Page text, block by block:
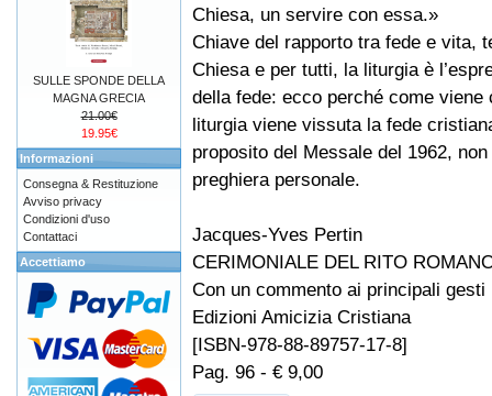
Chiesa, un servire con essa.»
Chiave del rapporto tra fede e vita,
Chiesa e per tutti, la liturgia è
della fede: ecco perché come viene
liturgia viene vissuta la fede
proposito del Messale del 1962,
preghiera personale.
Jacques-Yves Pertin
CERIMONIALE DEL RITO
Con un commento ai principali gesti
Edizioni Amicizia Cristiana
[ISBN-978-88-89757-17-8]
Pag. 96 - € 9,00
SULLE SPONDE DELLA
MAGNA GRECIA
21.00€
19.95€
Informazioni
Consegna & Restituzione
Avviso privacy
Condizioni d'uso
Contattaci
Accettiamo